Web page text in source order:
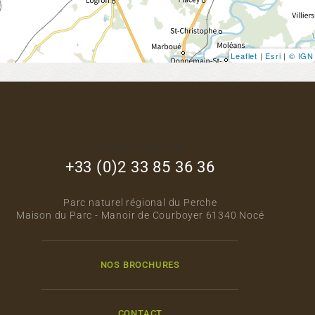
Leaflet | Esri | © IGN
+33 (0)2 33 85 36 36
Parc naturel régional du Perche
Maison du Parc - Manoir de Courboyer 61340 Nocé
NOS BROCHURES